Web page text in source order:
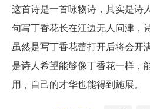
这首诗是一首咏物诗，其实是诗
句写丁香花长在江边无人问津，
虽然是写丁香花蕾打开后将会开
是诗人希望能够像丁香花一样，
用，自己的才华也能得到施展。